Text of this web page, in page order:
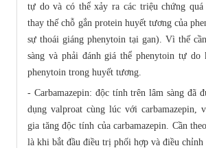
tự do và có thể xảy ra các triệu chứng
thay thế chỗ gắn protein huyết tương của
sự thoái giáng phenytoin tại gan). Vì thế
sàng và phải đánh giá thể phenytoin tự
phenytoin trong huyết tương.
- Carbamazepin: độc tính trên lâm sàng đã
dụng valproat cùng lúc với carbamazepin,
gia tăng độc tính của carbamazepin. Cần
là khi bắt đầu điều trị phối hợp và điều chỉnh